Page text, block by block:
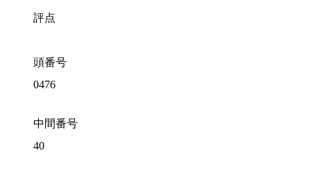
評点
頭番号
0476
中間番号
40